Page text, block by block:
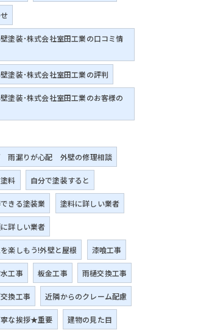
塗装･株式会社室田工業の口コミ情
塗装･株式会社室田工業の評判
塗装･株式会社室田工業のお客様の
雨漏りが心配 外壁の修理相談
料 自分で塗装すると
きる塗装業 塗料に詳しい業者
詳しい業者
楽しもう!外壁と屋根 漆喰工事
工事 板金工事 雨樋交換工事
換工事 近隣からのクレーム配慮
な挨拶★重要 建物の見た目